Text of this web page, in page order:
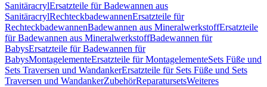
SanitäracrylErsatzteile für Badewannen aus
SanitäracrylRechteckbadewannenErsatzteile für
RechteckbadewannenBadewannen aus MineralwerkstoffErsatzteile
für Badewannen aus MineralwerkstoffBadewannen für
BabysErsatzteile für Badewannen für
BabysMontagelementeErsatzteile für MontagelementeSets Füße und
Sets Traversen und WandankerErsatzteile für Sets Füße und Sets
Traversen und WandankerZubehörReparatursetsWeiteres